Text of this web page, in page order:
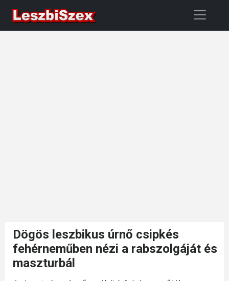
Dögös leszbikus úrnő csipkés
fehérneműben nézi a rabszolgáját és
maszturbál